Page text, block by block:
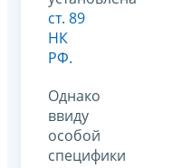
ст. 89
НК
РФ.
Однако
ввиду
особой
специфики